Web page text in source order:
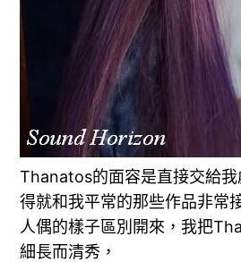
Thanatos的面容是直接交給
得就和我平常的那些作品非常
人偶的樣子區別開來，我把
細長而清秀，